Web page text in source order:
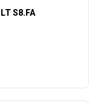
S8.FA